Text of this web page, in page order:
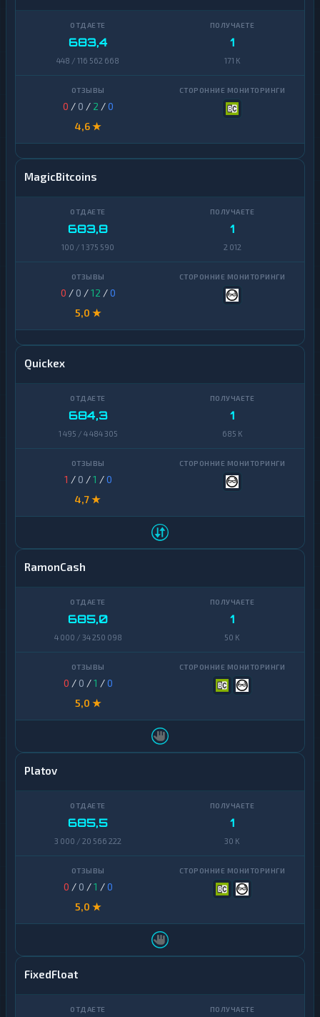
683,4
448 / 116 562 668
1
171 K
0 / 0 / 2 /0
4,6 ★
MagicBitcoins
683,8
100 / 1 375 590
1
2 012
0 / 0 /12 /0
5,0 ★
Quickex
684,3
1 495 / 4 484 305
1
685 K
1 / 0 /1 /0
4,7 ★
RamonCash
685,0
4 000 / 34 250 098
1
50 K
0 / 0 /1 /0
5,0 ★
Platov
685,5
3 000 / 20 566 222
1
30 K
0 / 0 /1 /0
5,0 ★
FixedFloat